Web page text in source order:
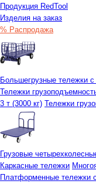
Продукция RedTool
Изделия на заказ
% Распродажа
Большегрузные тележки
Тележки
3 т (3000 кг) Тележки
Грузовые
Каркасные тележки
Платформенные тележки